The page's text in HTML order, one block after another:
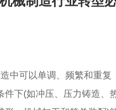
中可以单调、频繁和重复
件下(如冲压、压力铸造、